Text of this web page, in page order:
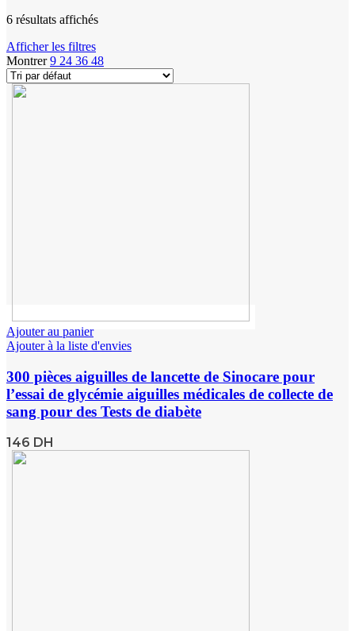
6 résultats affichés
Afficher les filtres
Montrer9 24 36 48
Ajouter au panier
Ajouter à la liste d'envies
300 pièces aiguilles de lancette de Sinocare pour
l’essai de glycémie aiguilles médicales de collecte de
sang pour des Tests de diabète
146 DH